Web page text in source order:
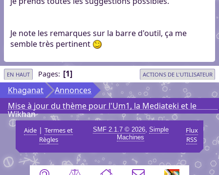
Je note les remarques sur la barre d'outil, ça me
semble très pertinent
EN HAUT Pages 1 ACTIONS DE L'UTILISATEUR
Khaganat
Annonces
Mise à jour du thème pour l'Um1, la Mediateki et le
Wikhan
Aide |Termes et
Règles
SMF 2.1.7 © 2026, Simple
Machines
Flux
RSS